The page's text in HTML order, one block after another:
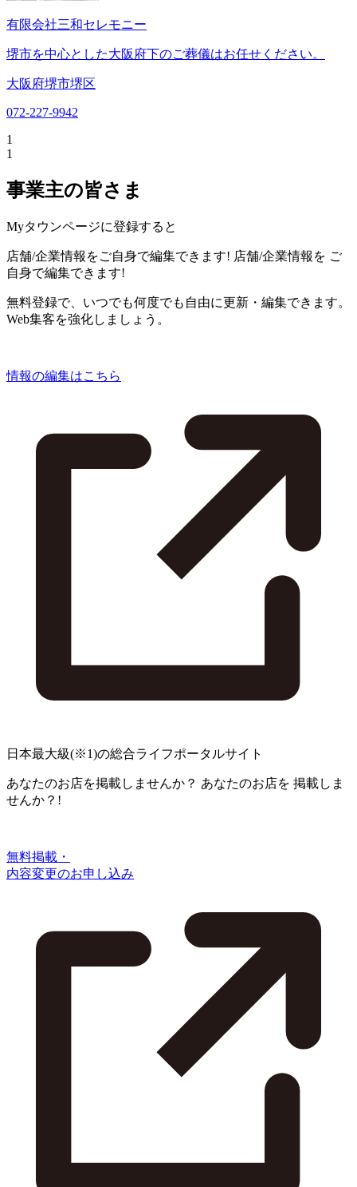
有限会社三和セレモニー
堺市を中心とした大阪府下のご葬儀はお任せください。
大阪府堺市堺区
072-227-9942
1
1
事業主の皆さま
Myタウンページに登録すると
店舗/企業情報をご自身で編集できます! 店舗/企業情報を ご
自身で編集できます!
無料登録で、いつでも何度でも自由に更新・編集できます。
Web集客を強化しましょう。
情報の編集はこちら
日本最大級(※1)の総合ライフポータルサイト
あなたのお店を掲載しませんか？ あなたのお店を 掲載しま
せんか？!
無料掲載・
内容変更のお申し込み